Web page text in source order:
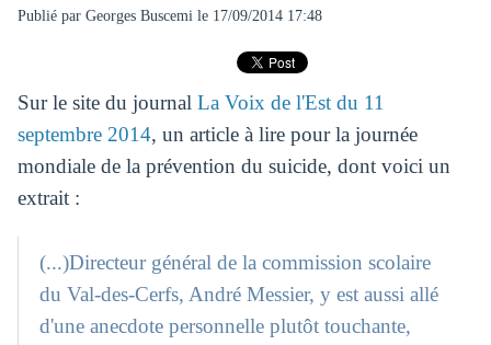
Publié par Georges Buscemi le 17/09/2014 17:48
Sur le site du journal La Voix de l'Est du 11
septembre 2014, un article à lire pour la journée
mondiale de la prévention du suicide, dont voici un
extrait :
(...)Directeur général de la commission scolaire
du Val-des-Cerfs, André Messier, y est aussi allé
d'une anecdote personnelle plutôt touchante,